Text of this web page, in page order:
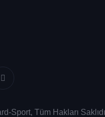
Sport, Tüm Hakları